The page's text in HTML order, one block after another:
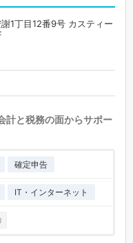
1丁目12番9号 カスティー
計と税務の面からサポー
確定申告
IT・インターネット